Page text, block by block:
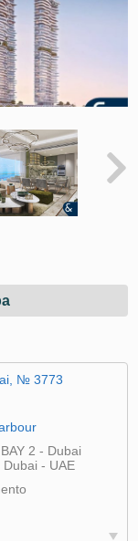
№ 3773
2 - Dubai
Dubai - UAE